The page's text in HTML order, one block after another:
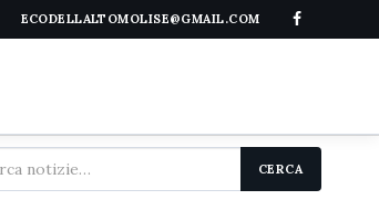
ECODELLALTOMOLISE@GMAIL.COM
CERCA